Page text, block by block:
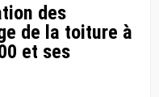
des
de la toiture à
et ses